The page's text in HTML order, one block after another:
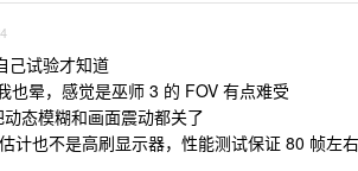
己试验才知道
也晕，感觉是巫师 3 的 FOV 有点难受
态模糊和画面震动都关了
计也不是高刷显示器，性能测试保证 80 帧左